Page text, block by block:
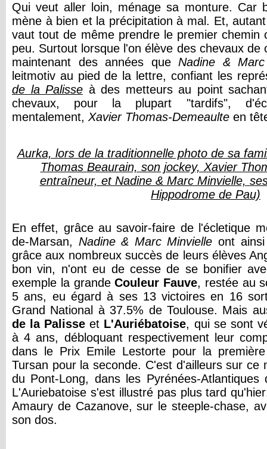
Qui veut aller loin, ménage sa monture. Car
mène à bien et la précipitation à mal. Et,
vaut tout de même prendre le premier chemin
peu. Surtout lorsque l'on élève des chevaux de
maintenant des années queNadine &
leitmotiv au pied de la lettre, confiant les
de la Palisse à des metteurs au point
chevaux, pour la plupart "tardifs",
mentalement, Xavier Thomas-Demeaulte en
Aurka, lors de la traditionnelle photo de sa
Thomas Beaurain, son jockey, Xavier
entraîneur, et Nadine & Marc Minvielle,
Hippodrome de Pau)
En effet, grâce au savoir-faire de l'écletique
de-Marsan, Nadine & Marc Minvielleont
grâce aux nombreux succès de leurs élèves
bon vin, n'ont eu de cesse de se bonifier
exemple la grandeCouleur Fauve, restée au
5 ans, eu égard à ses 13 victoires en 16
Grand National à 37.5% de Toulouse. Mais
de la Palisse et L'Auriébatoise, qui se sont
à 4 ans, débloquant respectivement leur
dans le Prix Emile Lestorte pour la
Tursan pour la seconde. C'est d'ailleurs sur ce
du Pont-Long, dans les Pyrénées-
L'Auriebatoise s'est illustré pas plus tard
Amaury de Cazanove, sur le steeple-chase,
son dos.